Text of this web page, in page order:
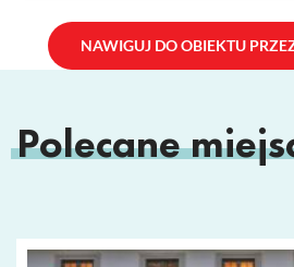
NAWIGUJ DO OBIEKTU
Polecane